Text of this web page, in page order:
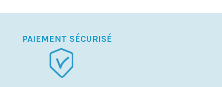
PAIEMENT SÉCURISÉ